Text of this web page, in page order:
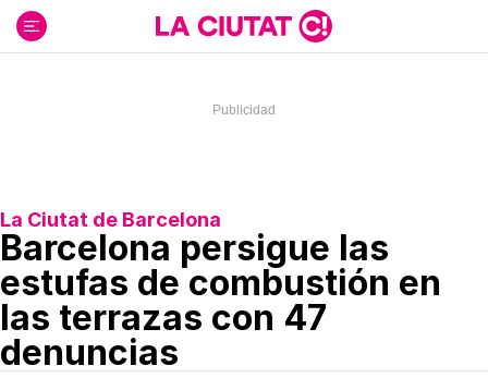
contenido
La Ciutat de Barcelona
Barcelona persigue las
estufas de combustión en
las terrazas con 47
denuncias